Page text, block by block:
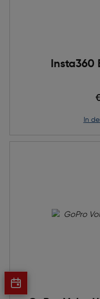
Insta360
in